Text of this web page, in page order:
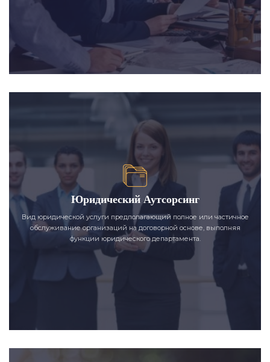
Юридический Аутсорсинг
Вид юридической услуги предполагающий полное или частичное
обслуживание организаций на договорной основе, выполняя
функции юридического департамента.